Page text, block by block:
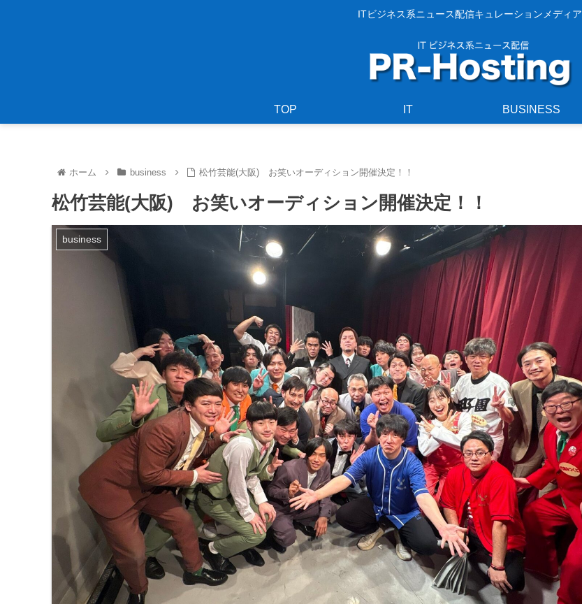
ITビジネス系ニュース配信キュレーションメディア
TOP IT BUSINESS
ホーム business 松竹芸能(大阪) お笑いオーディション開催決定！！
松竹芸能(大阪) お笑いオーディション開催決定！！
business